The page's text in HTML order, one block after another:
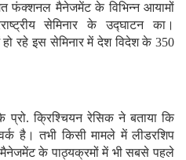
फंक्शनल मैनेजमेंट के विभिन्न आयामों
सेमिनार के उद्घाटन का।
हो रहे इस सेमिनार में देश विदेश के 350
प्रो. क्रिश्चियन रेसिक ने बताया कि
है। तभी किसी मामले में लीडरशिप
के पाठ्यक्रमों में भी सबसे पहले